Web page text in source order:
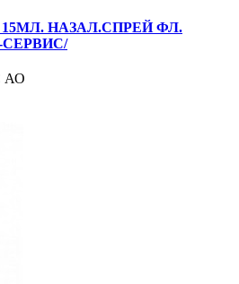
15МЛ. НАЗАЛ.СПРЕЙ ФЛ.
АО